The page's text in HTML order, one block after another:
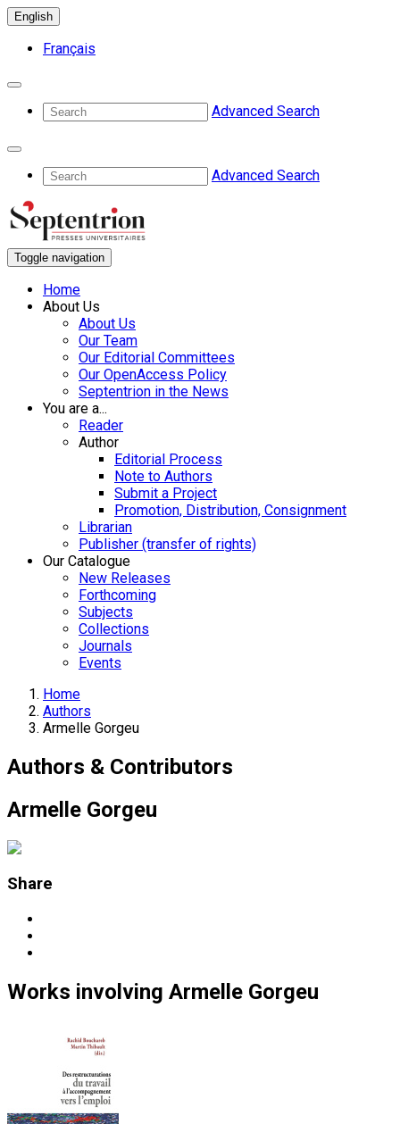
English
Français
Advanced Search
Advanced Search
Toggle navigation
Home
About Us
About Us
Our Team
Our Editorial Committees
Our OpenAccess Policy
Septentrion in the News
You are a...
Reader
Author
Editorial Process
Note to Authors
Submit a Project
Promotion, Distribution, Consignment
Librarian
Publisher (transfer of rights)
Our Catalogue
New Releases
Forthcoming
Subjects
Collections
Journals
Events
Home
Authors
Armelle Gorgeu
Authors & Contributors
Armelle Gorgeu
Share
Works involving Armelle Gorgeu